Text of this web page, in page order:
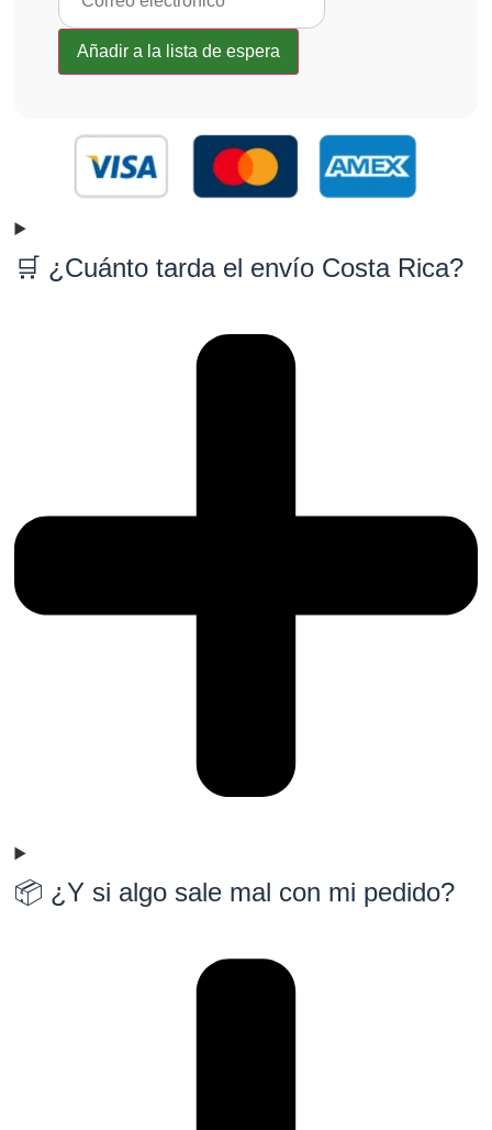
🛒 ¿Cuánto tarda el envío Costa Rica?
📦 ¿Y si algo sale mal con mi pedido?